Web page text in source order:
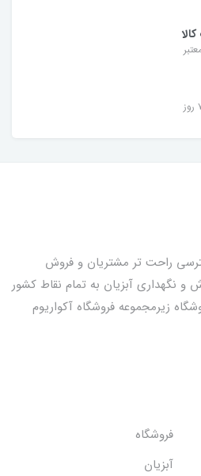
راحت تر مشتریان و فروش
و نگهداری آبزیان به تمام نقاط کشور
فروشگاه زیرمجموعه فروشگاه آکواریوم
فروشگاه
آبزیان